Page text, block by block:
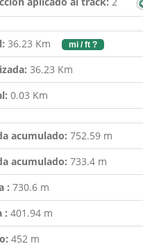
36.23 Km mi / ft ?
36.23 Km
0.03 Km
acumulado: 752.59 m
acumulado: 733.4 m
: 730.6 m
: 401.94 m
452 m